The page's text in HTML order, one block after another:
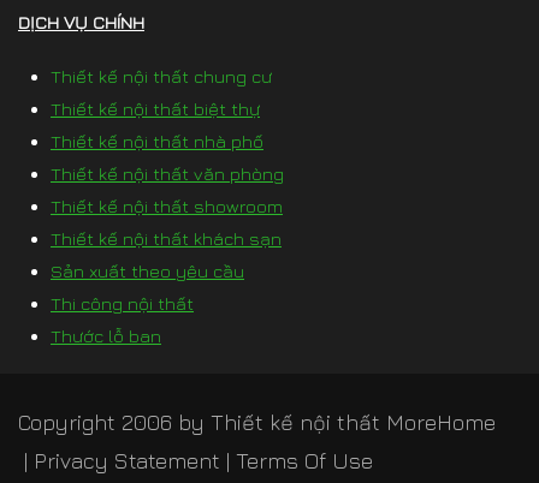
DỊCH VỤ CHÍNH
Thiết kế nội thất chung cư
Thiết kế nội thất biệt thự
Thiết kế nội thất nhà phố
Thiết kế nội thất văn phòng
Thiết kế nội thất showroom
Thiết kế nội thất khách sạn
Sản xuất theo yêu cầu
Thi công nội thất
Thước lỗ ban
Copyright 2006 by Thiết kế nội thất MoreHome
| Privacy Statement | Terms Of Use